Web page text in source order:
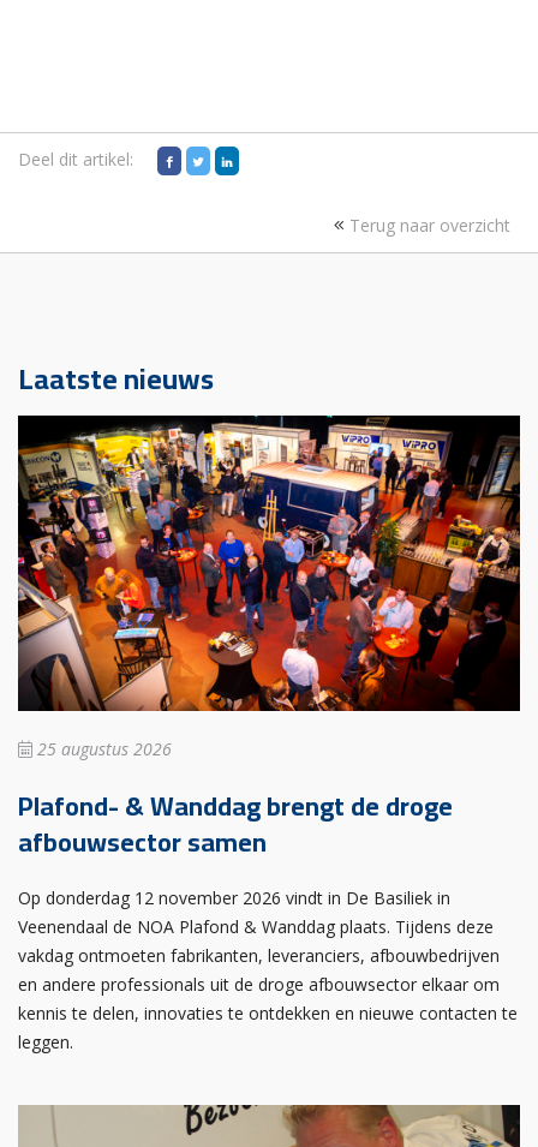
Deel dit artikel:
Terug naar overzicht
Laatste nieuws
25 augustus 2026
Plafond- & Wanddag brengt de droge
afbouwsector samen
Op donderdag 12 november 2026 vindt in De Basiliek in
Veenendaal de NOA Plafond & Wanddag plaats. Tijdens deze
vakdag ontmoeten fabrikanten, leveranciers, afbouwbedrijven
en andere professionals uit de droge afbouwsector elkaar om
kennis te delen, innovaties te ontdekken en nieuwe contacten te
leggen.